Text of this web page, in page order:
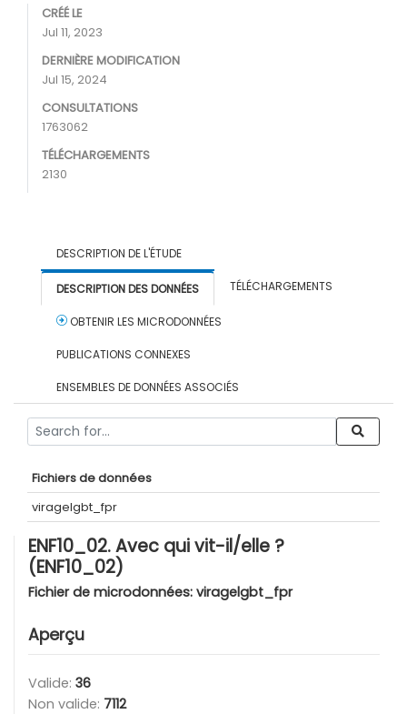
CRÉÉ LE
Jul 11, 2023
DERNIÈRE MODIFICATION
Jul 15, 2024
CONSULTATIONS
1763062
TÉLÉCHARGEMENTS
2130
DESCRIPTION DE L'ÉTUDE
DESCRIPTION DES DONNÉES TÉLÉCHARGEMENTS
OBTENIR LES MICRODONNÉES
PUBLICATIONS CONNEXES
ENSEMBLES DE DONNÉES ASSOCIÉS
Fichiers de données
viragelgbt_fpr
ENF10_02. Avec qui vit-il/elle ?
(ENF10_02)
Fichier de microdonnées: viragelgbt_fpr
Aperçu
Valide: 36
Non valide: 7112